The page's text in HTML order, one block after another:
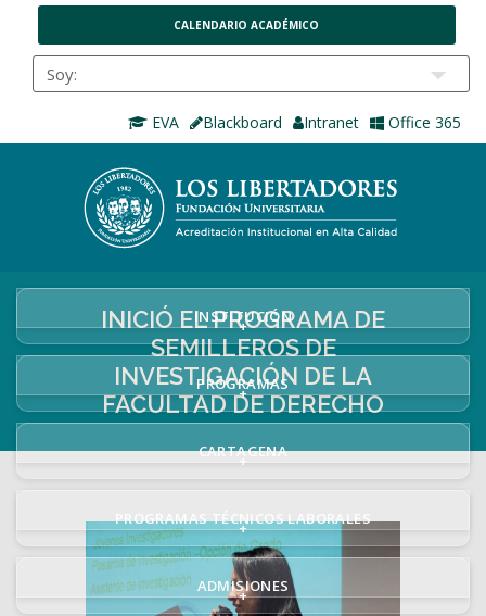
CALENDARIO ACADÉMICO
EVA Blackboard Intranet Office 365
INSTITUCIÓN
+
PROGRAMAS
+
CARTAGENA
+
PROGRAMAS TÉCNICOS LABORALES
+
ADMISIONES
+
INICIÓ EL PROGRAMA DE
SEMILLEROS DE
INVESTIGACIÓN DE LA
FACULTAD DE DERECHO